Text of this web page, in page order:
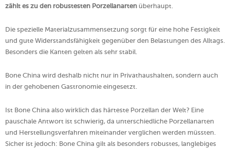
zählt es zu den robustesten Porzellanarten überhaupt.
Die spezielle Materialzusammensetzung sorgt für eine hohe Festigkeit
und gute Widerstandsfähigkeit gegenüber den Belastungen des Alltags.
Besonders die Kanten gelten als sehr stabil.
Bone China wird deshalb nicht nur in Privathaushalten, sondern auch
in der gehobenen Gastronomie eingesetzt.
Ist Bone China also wirklich das härteste Porzellan der Welt? Eine
pauschale Antwort ist schwierig, da unterschiedliche Porzellanarten
und Herstellungsverfahren miteinander verglichen werden müssten.
Sicher ist jedoch: Bone China gilt als besonders robustes, langlebiges